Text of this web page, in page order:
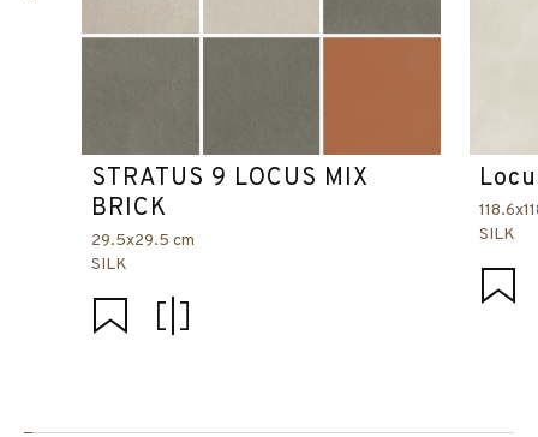
STRATUS 9 LOCUS MIX
BRICK
29.5x29.5 cm
SILK
SILK